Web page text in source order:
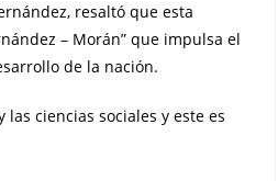
resaltó que esta
– Morán” que impulsa el
de la nación.
ciencias sociales y este es